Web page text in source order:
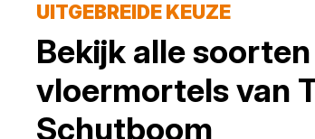
UITGEBREIDE KEUZE
Bekijk alle soorten
vloermortelsvan
Schutboom